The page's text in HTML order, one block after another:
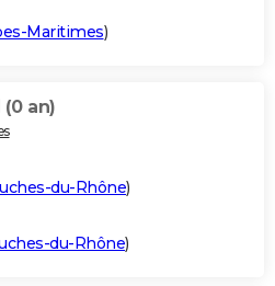
Maritimes)
(0 an)
du-Rhône)
du-Rhône)